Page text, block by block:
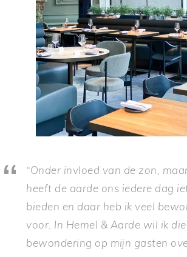
“Onder invloed van de zon,
heeft de aarde ons iedere dag
bieden en daar heb ik veel
voor. In Hemel & Aarde wil ik die
bewondering op mijn gasten